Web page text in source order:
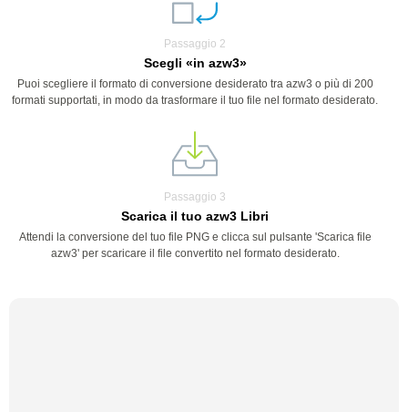
Passaggio 2
Scegli «in azw3»
Puoi scegliere il formato di conversione desiderato tra azw3 o più di 200
formati supportati, in modo da trasformare il tuo file nel formato desiderato.
Passaggio 3
Scarica il tuo azw3 Libri
Attendi la conversione del tuo file PNG e clicca sul pulsante 'Scarica file
azw3' per scaricare il file convertito nel formato desiderato.